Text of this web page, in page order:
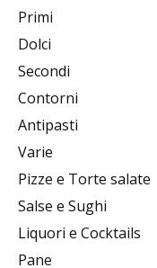
Primi
Dolci
Secondi
Contorni
Antipasti
Varie
Pizze e Torte salate
Salse e Sughi
Liquori e Cocktails
Pane